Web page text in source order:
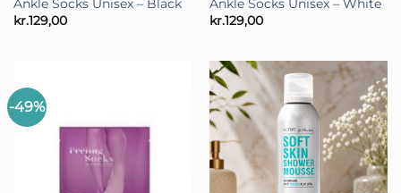
Ankle Socks Unisex – Black
kr.129,00
Ankle Socks Unisex – White
kr.129,00
-49%